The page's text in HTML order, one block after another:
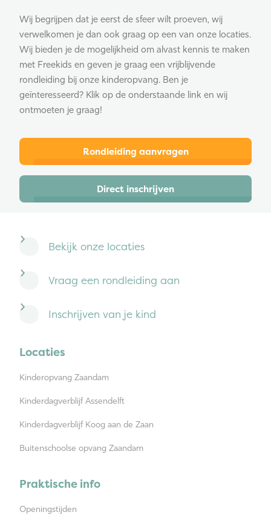
Wij begrijpen dat je eerst de sfeer wilt proeven, wij
verwelkomen je dan ook graag op een van onze locaties.
Wij bieden je de mogelijkheid om alvast kennis te maken
met Freekids en geven je graag een vrijblijvende
rondleiding bij onze kinderopvang. Ben je
geïnteresseerd? Klik op de onderstaande link en wij
ontmoeten je graag!
Rondleiding aanvragen
Direct inschrijven
Bekijk onze locaties
Vraag een rondleiding aan
Inschrijven van je kind
Locaties
Kinderopvang Zaandam
Kinderdagverblijf Assendelft
Kinderdagverblijf Koog aan de Zaan
Buitenschoolse opvang Zaandam
Praktische info
Openingstijden